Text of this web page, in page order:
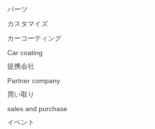
パーツ
カスタマイズ
カーコーティング
Car coating
提携会社
Partner company
買い取り
sales and purchase
イベント